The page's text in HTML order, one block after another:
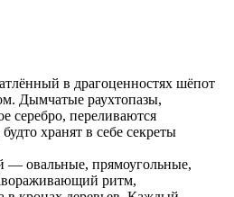
в драгоценностях шёпот
Дымчатые раухтопазы,
серебро, переливаются
хранят в себе секреты
— овальные, прямоугольные,
ритм,